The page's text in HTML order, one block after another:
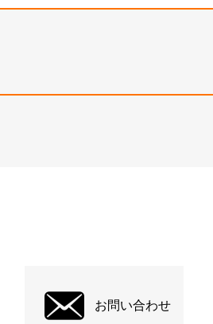
お問い合わせ